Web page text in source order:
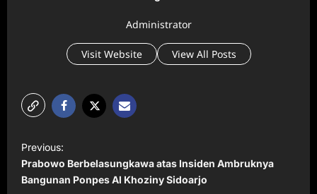
Administrator
Visit Website View All Posts
o
s
Previous:
Prabowo Berbelasungkawa atas Insiden Ambruknya
Bangunan Ponpes Al Khoziny Sidoarjo